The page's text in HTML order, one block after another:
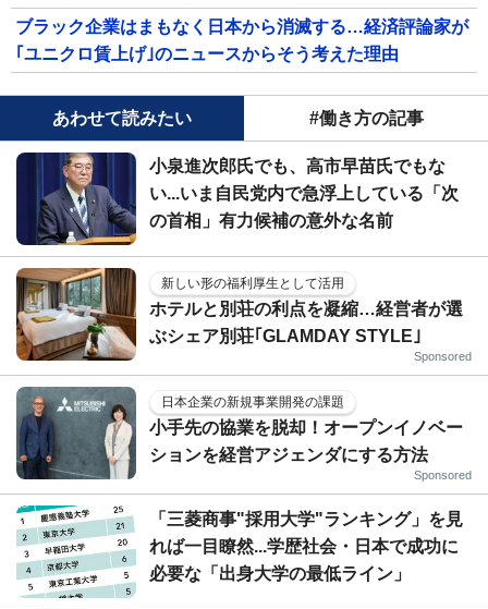
ブラック企業はまもなく日本から消滅する…経済評論家が
｢ユニクロ賃上げ｣のニュースからそう考えた理由
あわせて読みたい #働き方の記事
小泉進次郎氏でも、高市早苗氏でもな
い...いま自民党内で急浮上している「次
の首相」有力候補の意外な名前
新しい形の福利厚生として活用
ホテルと別荘の利点を凝縮…経営者が選
ぶシェア別荘｢GLAMDAY STYLE｣
Sponsored
日本企業の新規事業開発の課題
小手先の協業を脱却！オープンイノベー
ションを経営アジェンダにする方法
Sponsored
「三菱商事"採用大学"ランキング」を見
れば一目瞭然...学歴社会・日本で成功に
必要な「出身大学の最低ライン」